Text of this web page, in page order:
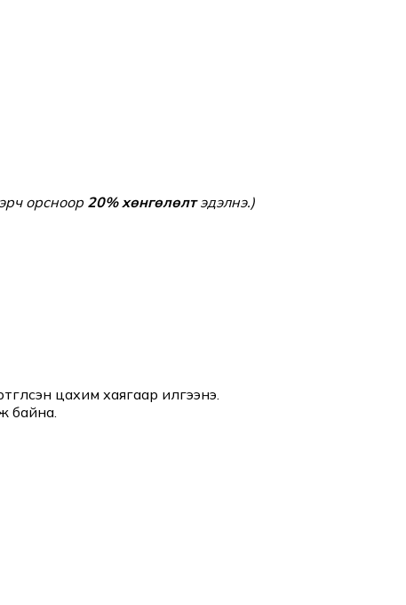
орсноор 20% хөнгөлөлтэдэлнэ.)
цахим хаягаар илгээнэ.
байна.